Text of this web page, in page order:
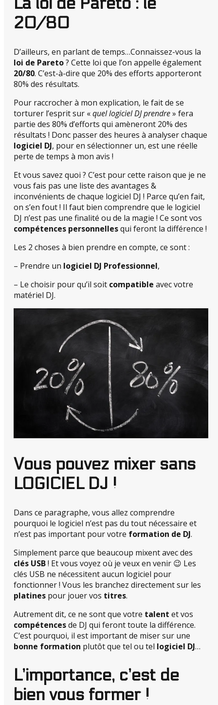
20/80
D’ailleurs, en parlant de temps…Connaissez-vous la
loi de Pareto? Cette loi que l’on appelle également
20/80. C’est-à-dire que 20% des efforts apporteront
80% des résultats.
Pour raccrocher à mon explication, le fait de se
torturer l’esprit sur «quel logiciel DJ prendre» fera
partie des 80% d’efforts qui amèneront 20% des
résultats ! Donc passer des heures à analyser chaque
logiciel DJ, pour en sélectionner un, est une réelle
perte de temps à mon avis !
Et vous savez quoi ? C’est pour cette raison que je ne
vous fais pas une liste des avantages &
inconvénients de chaque logiciel DJ ! Parce qu’en fait,
on s’en fout ! Il faut bien comprendre que le logiciel
DJ n’est pas une finalité ou de la magie ! Ce sont vos
compétences personnellesqui feront la différence !
Les 2 choses à bien prendre en compte, ce sont :
– Prendre un logiciel DJ Professionnel,
– Le choisir pour qu’il soit compatible avec votre
matériel DJ.
Vous pouvez mixer sans
LOGICIEL DJ !
Dans ce paragraphe, vous allez comprendre
pourquoi le logiciel n’est pas du tout nécessaire et
n’est pas important pour votre formation de DJ.
Simplement parce que beaucoup mixent avec des
clés USB! Et vous voyez où je veux en venir 😉 Les
clés USB ne nécessitent aucun logiciel pour
fonctionner ! Vous les branchez directement sur les
platines pour jouer vos titres.
Autrement dit, ce ne sont que votre talent et vos
compétencesde DJ qui feront toute la différence.
C’est pourquoi, il est important de miser sur une
bonne formation plutôt que tel ou tel logiciel DJ…
L’importance, c’est de
bien vous former !